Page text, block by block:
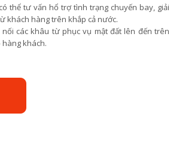
thể tư vấn hổ trợ tình trạng chuyến bay, giải
khách hàng trên khắp cả nước.
các khâu từ phục vụ mật đất lên đến trên
khách.